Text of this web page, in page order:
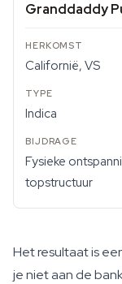
Granddaddy
Californië, VS
Indica
Fysieke
topstructuur
Het resultaat is
je niet aan de